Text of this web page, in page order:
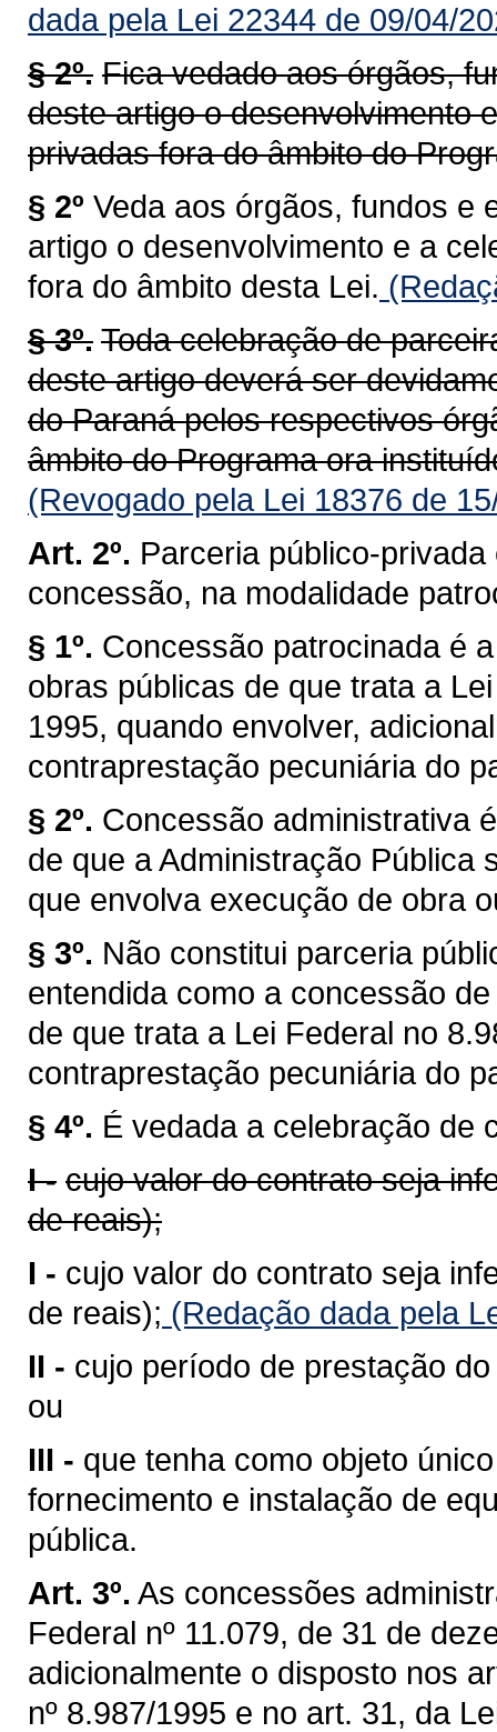
dada pela Lei 22344 de 09/04/
§ 2º. Fica vedado aos órgãos,
deste artigo o desenvolvimento
privadas fora do âmbito do
§ 2º Veda aos órgãos, fundos e
artigo o desenvolvimento e a
fora do âmbito desta Lei.
§ 3º. Toda celebração de
deste artigo deverá ser
do Paraná pelos respectivos
âmbito do Programa ora
(Revogado pela Lei 18376 de
Art. 2º. Parceria público-
concessão, na modalidade
§ 1º. Concessão patrocinada é
obras públicas de que trata a
1995, quando envolver,
contraprestação pecuniária do
§ 2º. Concessão administrativa
de que a Administração Pública
que envolva execução de obra
§ 3º. Não constitui parceria
entendida como a concessão
de que trata a Lei Federal no
contraprestação pecuniária do
§ 4º. É vedada a celebração de
I - cujo valor do contrato seja
de reais);
I - cujo valor do contrato seja
de reais); (Redação dada pela
II - cujo período de prestação
ou
III - que tenha como objeto
fornecimento e instalação de
pública.
Art. 3º. As concessões
Federal nº 11.079, de 31 de
adicionalmente o disposto nos
nº 8.987/1995 e no art. 31, da